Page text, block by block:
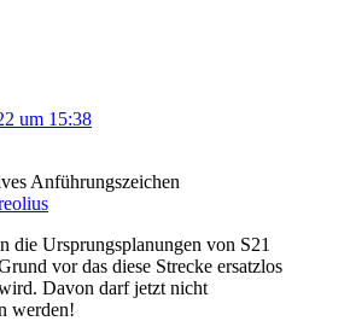
um 15:38
die Ursprungsplanungen von S21
vor das diese Strecke ersatzlos
Davon darf jetzt nicht
werden!